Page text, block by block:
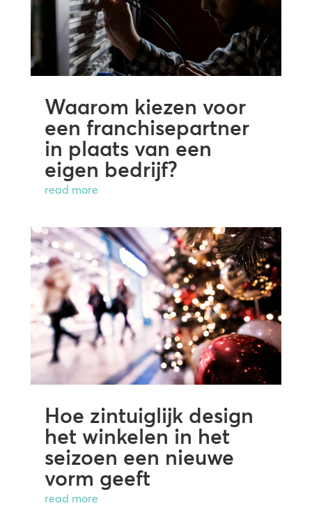
Waarom kiezen voor
een franchisepartner
in plaats van een
eigen bedrijf?
read more
Hoe zintuiglijk design
het winkelen in het
seizoen een nieuwe
vorm geeft
read more